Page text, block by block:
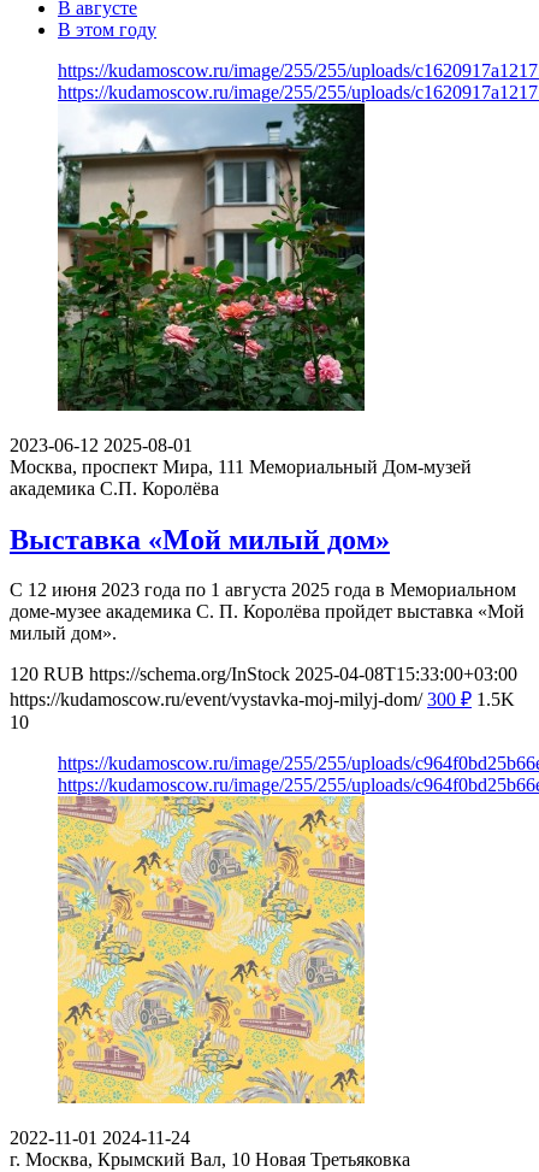
В августе
В этом году
https://kudamoscow.ru/image/255/255/uploads/
https://kudamoscow.ru/image/255/255/uploads/
2023-06-12 2025-08-01
Москва, проспект Мира, 111 Мемориальный Дом-музей
академика С.П. Королёва
Выставка «Мой милый дом»
С 12 июня 2023 года по 1 августа 2025 года в Мемориальном
доме-музее академика С. П. Королёва пройдет выставка «Мой
милый дом».
120 RUB https://schema.org/InStock 2025-04-08T15:33:00+03:00
https://kudamoscow.ru/event/vystavka-moj-milyj-dom/ 300 ₽ 1.5K
10
https://kudamoscow.ru/image/255/255/uploads/
https://kudamoscow.ru/image/255/255/uploads/
2022-11-01 2024-11-24
г. Москва, Крымский Вал, 10 Новая Третьяковка